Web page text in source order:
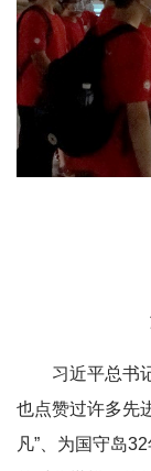
习近平总书
也点赞过许多先
凡”、为国守岛